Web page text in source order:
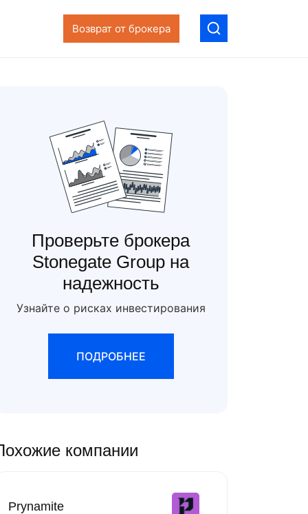
Возврат от брокера
Проверьте брокера
Stonegate Group на
надежность
Узнайте о рисках инвестирования
ПОДРОБНЕЕ
компании
Prynamite